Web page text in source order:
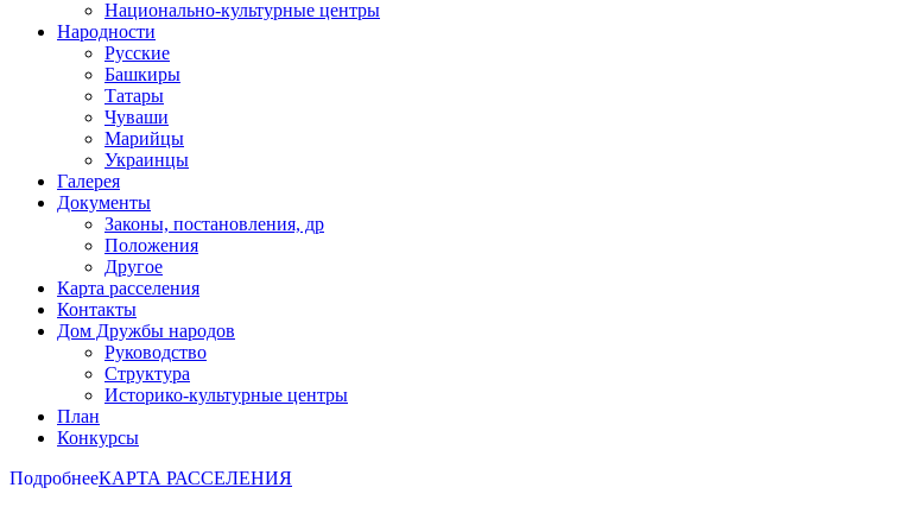
Национально-культурные центры
Народности
Русские
Башкиры
Татары
Чуваши
Марийцы
Украинцы
Галерея
Документы
Законы, постановления, др
Положения
Другое
Карта расселения
Контакты
Дом Дружбы народов
Руководство
Структура
Историко-культурные центры
План
Конкурсы
КАРТА РАССЕЛЕНИЯ
Подробнее